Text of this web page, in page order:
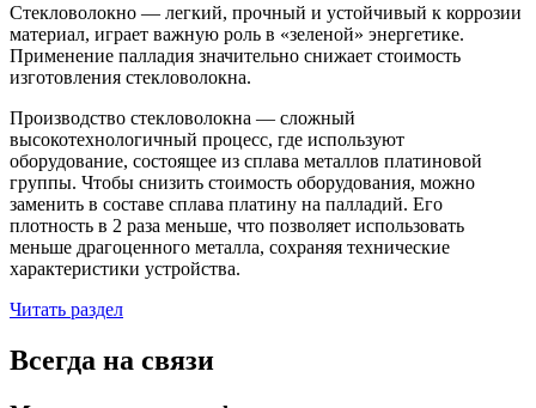
Стекловолокно — легкий, прочный и устойчивый к коррозии
материал, играет важную роль в «зеленой» энергетике.
Применение палладия значительно снижает стоимость
изготовления стекловолокна.
Производство стекловолокна — сложный
высокотехнологичный процесс, где используют
оборудование, состоящее из сплава металлов платиновой
группы. Чтобы снизить стоимость оборудования, можно
заменить в составе сплава платину на палладий. Его
плотность в 2 раза меньше, что позволяет использовать
меньше драгоценного металла, сохраняя технические
характеристики устройства.
Читать раздел
Всегда на связи